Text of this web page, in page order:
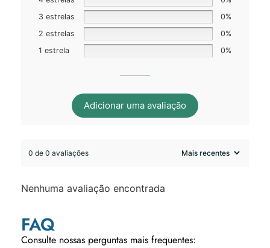
3 estrelas
0%
2 estrelas
0%
1 estrela
0%
Adicionar uma avaliação
0 de 0 avaliações
Nenhuma avaliação encontrada
FAQ
Consulte nossas perguntas mais frequentes: